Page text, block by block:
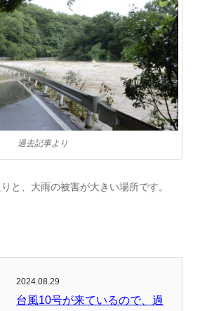
過去記事より
と、大雨の被害が大きい場所です。
2024.08.29
台風10号が来ているので、過